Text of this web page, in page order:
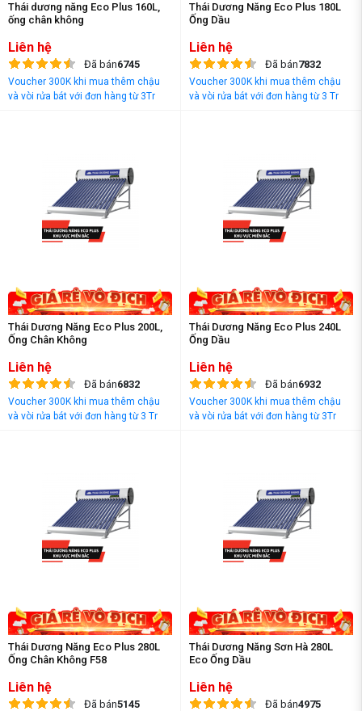
Thái dương năng Eco Plus 160L,
ống chân không
Liên hệ
Đã bán6745
Voucher 300K khi mua thêm chậu
và vòi rửa bát với đơn hàng từ 3Tr
Thái Dương Năng Eco Plus 180L
Ống Dầu
Liên hệ
Đã bán7832
Voucher 300K khi mua thêm chậu
và vòi rửa bát với đơn hàng từ 3 Tr
Thái Dương Năng Eco Plus 200L,
Ống Chân Không
Liên hệ
Đã bán6832
Voucher 300K khi mua thêm chậu
và vòi rửa bát với đơn hàng từ 3 Tr
Thái Dương Năng Eco Plus 240L
Ống Dầu
Liên hệ
Đã bán6932
Voucher 300K khi mua thêm chậu
và vòi rửa bát với đơn hàng từ 3Tr
Thái Dương Năng Eco Plus 280L
Ống Chân Không F58
Liên hệ
Đã bán5145
Thái Dương Năng Sơn Hà 280L
Eco Ống Dầu
Liên hệ
Đã bán4975